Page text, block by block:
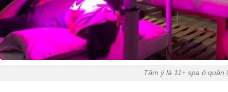
Tâm ý là 11+ spa ở quận